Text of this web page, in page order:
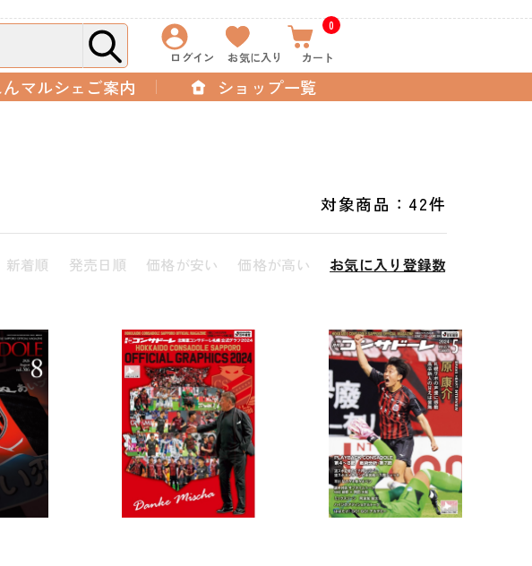
ログイン お気に入り
0
カート
ショップ一覧
んマルシェご案内
対象商品： 42件
新着順 発売日順 価格が安い 価格が高い お気に入り登録数